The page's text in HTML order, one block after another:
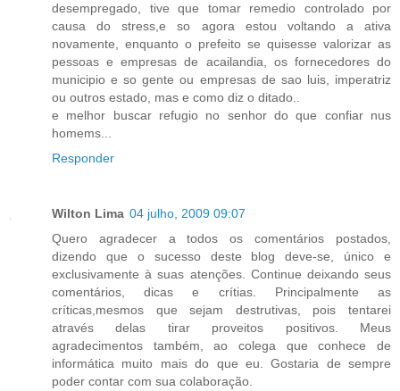
desempregado, tive que tomar remedio controlado por
causa do stress,e so agora estou voltando a ativa
novamente, enquanto o prefeito se quisesse valorizar as
pessoas e empresas de acailandia, os fornecedores do
municipio e so gente ou empresas de sao luis, imperatriz
ou outros estado, mas e como diz o ditado..
e melhor buscar refugio no senhor do que confiar nus
homems...
Responder
Wilton Lima 04 julho, 2009 09:07
Quero agradecer a todos os comentários postados,
dizendo que o sucesso deste blog deve-se, único e
exclusivamente à suas atenções. Continue deixando seus
comentários, dicas e crítias. Principalmente as
críticas,mesmos que sejam destrutivas, pois tentarei
através delas tirar proveitos positivos. Meus
agradecimentos também, ao colega que conhece de
informática muito mais do que eu. Gostaria de sempre
poder contar com sua colaboração.